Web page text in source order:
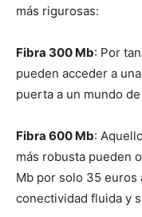
más rigurosas:
Fibra 300 Mb: Por
pueden acceder a
puerta a un mundo
Fibra 600 Mb:
más robusta pueden
Mb por solo 35 euros
conectividad fluida y